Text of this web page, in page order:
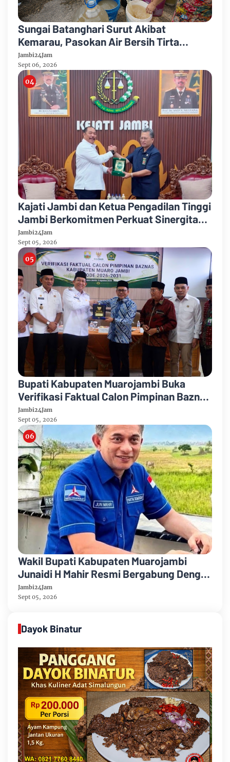
Sungai Batanghari Surut Akibat
Kemarau, Pasokan Air Bersih Tirta
Mayang Jambi Keruh
Jambi24Jam
Sept 06, 2026
Kajati Jambi dan Ketua Pengadilan Tinggi
Jambi Berkomitmen Perkuat Sinergitas
Penegakan Hukum
Jambi24Jam
Sept 05, 2026
Bupati Kabupaten Muarojambi Buka
Verifikasi Faktual Calon Pimpinan Baznas
Tahun 2026-2031
Jambi24Jam
Sept 05, 2026
Wakil Bupati Kabupaten Muarojambi
Junaidi H Mahir Resmi Bergabung Dengan
Partai Demikrat
Jambi24Jam
Sept 05, 2026
Dayok Binatur